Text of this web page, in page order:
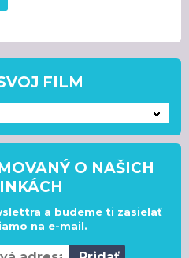
FILM
O NAŠICH
a budeme ti zasielať
na e-mail.